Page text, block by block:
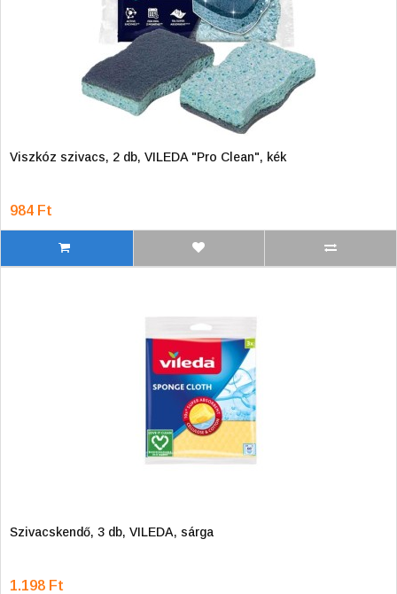
Viszkóz szivacs, 2 db, VILEDA "Pro Clean", kék
984 Ft
Szivacskendő, 3 db, VILEDA, sárga
1.198 Ft